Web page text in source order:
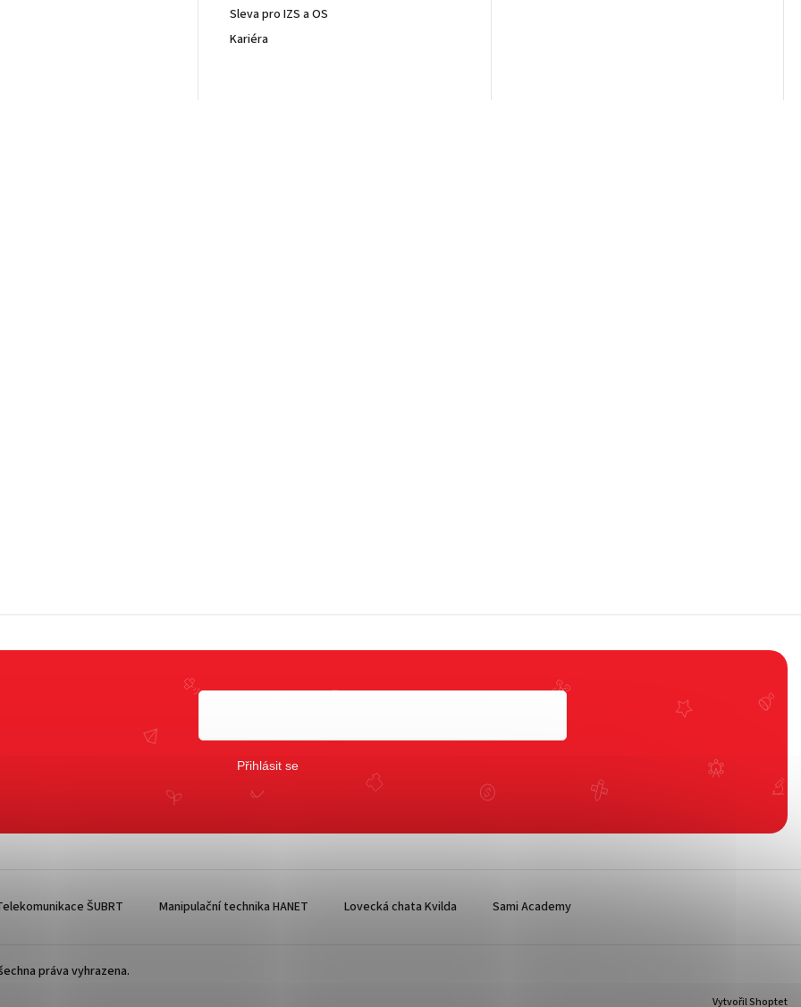
Přihlásit se
Sleva pro IZS a OS
Kariéra
ŠUBRT Manipulační technika HANET Lovecká chata Kvilda Sami Academy
Vytvořil Shoptet
práva vyhrazena.